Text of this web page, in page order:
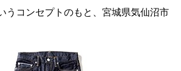
うコンセプトのもと、宮城県気仙沼市